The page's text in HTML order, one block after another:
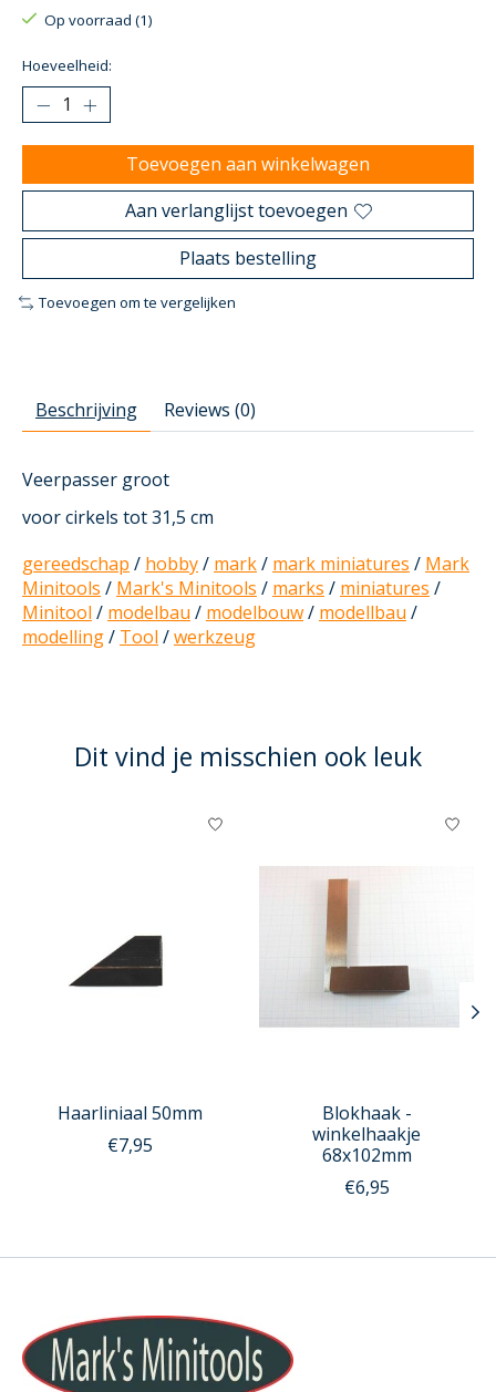
Op voorraad (1)
Hoeveelheid:
Toevoegen aan winkelwagen
Aan verlanglijst toevoegen
Plaats bestelling
Toevoegen om te vergelijken
Beschrijving Reviews (0)
Veerpasser groot
voor cirkels tot 31,5 cm
gereedschap / hobby/ mark/ mark miniatures / Mark
Minitools / Mark's Minitools / marks / miniatures /
Minitool / modelbau / modelbouw/ modellbau /
modelling/ Tool /werkzeug
Dit vind je misschien ook leuk
Items van productcarrousel
Haarliniaal 50mm
€7,95
Blokhaak -
winkelhaakje
68x102mm
€6,95